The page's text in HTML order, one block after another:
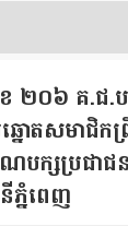
២០៦​ គ.ជ.
នោតសមាជិក
បក្សប្រជាជ
ភ្នំពេញ